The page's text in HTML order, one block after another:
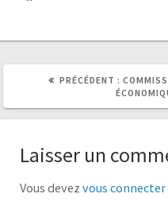
PRÉCÉDENT :
ARTICLE
PRÉCÉDENT
ARTICLE
Laisser un
Vous devezvous connecter